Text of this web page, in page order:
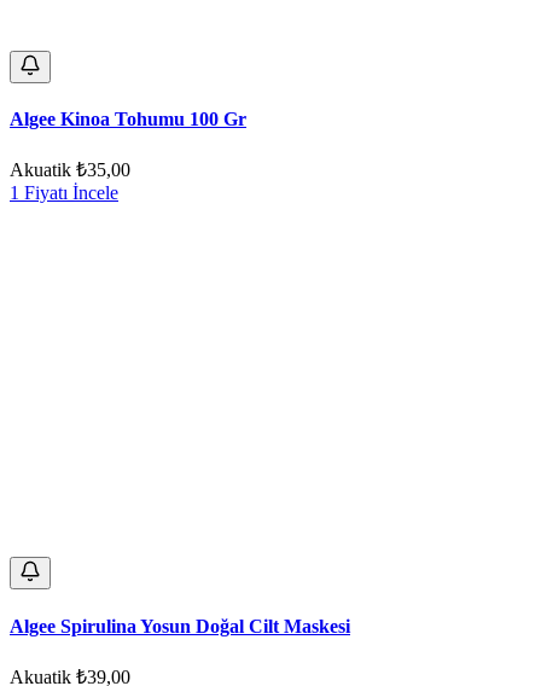
Algee Kinoa Tohumu 100 Gr
Akuatik ₺35,00
1 Fiyatı İncele
Algee Spirulina Yosun Doğal Cilt Maskesi
Akuatik ₺39,00